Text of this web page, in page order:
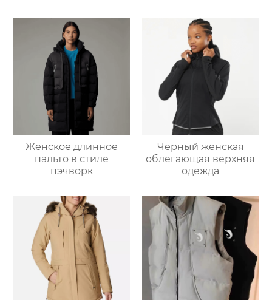
Женское длинное
пальто в стиле
пэчворк
Черный женская
облегающая верхняя
одежда